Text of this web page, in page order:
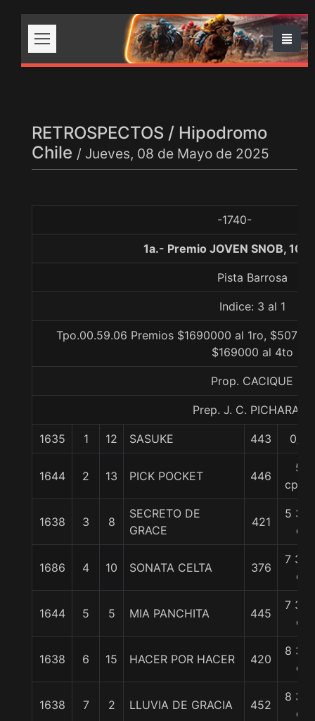
RETROSPECTOS / Hipodromo
Chile / Jueves, 08 de Mayo de 2025
-1740-
1a.- Premio JOVEN SNOB,
Pista Barrosa
Indice: 3 al 1
Tpo.00.59.06 Premios $1690000 al 1ro,
$169000 al 4to
Prop. CACIQUE
Prep. J. C. PICHARA J.
1635 1 12 SASUKE 443 0/0
1644 2 13 PICK POCKET 446
5
cpos.
1638 3 8
SECRETO DE
GRACE
421
5 3/4
c
1686 4 10 SONATA CELTA 376
7 3/4
c
1644 5 5 MIA PANCHITA 445
7 3/4
c
1638 6 15 HACER POR HACER 420
8 3/4
c
1638 7 2 LLUVIA DE GRACIA 452
8 3/4
c